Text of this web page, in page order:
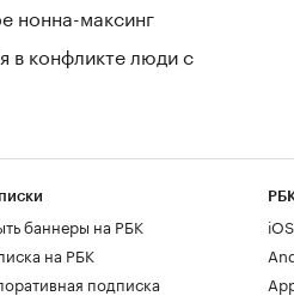
нонна-максинг
в конфликте люди с
баннеры на РБК
на РБК
подписка
iOS